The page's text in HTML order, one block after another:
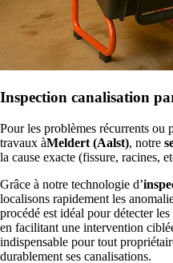
Inspection canalisation
Pour les problèmes récurrents ou
travaux àMeldert (Aalst), notre
la cause exacte (fissure, racines,
Grâce à notre technologie d’
localisons rapidement les
procédé est idéal pour détecter
en facilitant une intervention
indispensable pour tout
durablement ses canalisations.